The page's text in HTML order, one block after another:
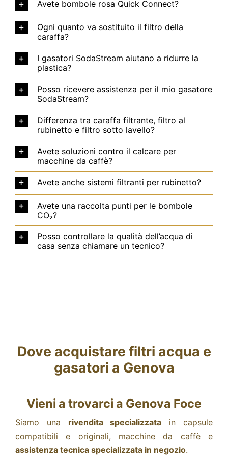
Avete bombole rosa Quick Connect?
Ogni quanto va sostituito il filtro della
caraffa?
I gasatori SodaStream aiutano a ridurre la
plastica?
Posso ricevere assistenza per il mio gasatore
SodaStream?
Differenza tra caraffa filtrante, filtro al
rubinetto e filtro sotto lavello?
Avete soluzioni contro il calcare per
macchine da caffè?
Avete anche sistemi filtranti per rubinetto?
Avete una raccolta punti per le bombole
CO₂?
Posso controllare la qualità dell’acqua di
casa senza chiamare un tecnico?
Dove acquistare filtri acqua e
gasatori a Genova
Vieni a trovarci a Genova Foce
Siamo una rivendita specializzata in capsule
compatibili e originali, macchine da caffè e
assistenza tecnica specializzata in negozio.